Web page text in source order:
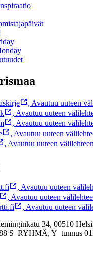
, Avautuu uuteen
, Avautuu uuteen
, Avautuu uuteen
, Avautuu uuteen
, Avautuu uuteen välilehteen
, Avautuu uuteen
, Avautuu uuteen
, Avautuu uuteen
34, 00510
S–RYHMÄ, Y–tunnus